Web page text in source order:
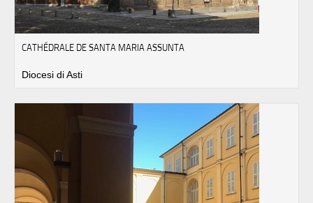
CATHÉDRALE DE SANTA MARIA ASSUNTA
Diocesi di Asti